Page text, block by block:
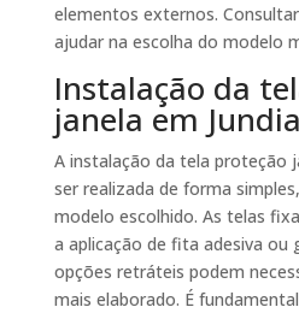
elementos externos.
ajudar na escolha do modelo
Instalação da
janela em
A instalação da tela proteção
ser realizada de forma
modelo escolhido. As telas
a aplicação de fita adesiva ou
opções retráteis podem
mais elaborado. É